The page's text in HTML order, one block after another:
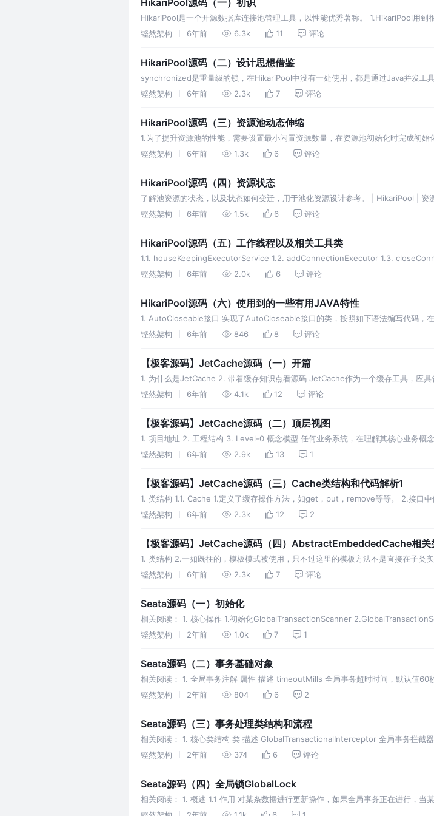
HikariPool源码（一）初识
HikariPool是一个开源数据库连接池管理工具，以性能优秀著称。 1.HikariPool用
的用法，可以借鉴。 HikariPool的代码初看逻辑比较复杂，这里先从如何获取数据
铿然架构 6年前 6.3k 11 评论
HikariPool源码（二）设计思想借鉴
synchronized是重量级的锁，在HikariPool中没有一处使用，都是通过Java并发工
变量并不能保证线程安全，但他能保证一个线程的修改对另外一个线程立即可见。
铿然架构 6年前 2.3k 7 评论
HikariPool源码（三）资源池动态伸缩
1.为了提升资源池的性能，需要设置最小闲置资源数量，在资源池初始化时完成初
时间后要收缩到最小闲置资源数。 2.为了避免无限申请资源导致超出负载，需要设
铿然架构 6年前 1.3k 6 评论
HikariPool源码（四）资源状态
了解池资源的状态，以及状态如何变迁，用于池化资源设计参考。 | HikariPool |
具。 | | CopyOnWriteArrayList | 一个列表，用于存储资源，也就是PoolEnt…
铿然架构 6年前 1.5k 6 评论
HikariPool源码（五）工作线程以及相关工具类
1.1. houseKeepingExecutorService 1.2. addConnectionExecutor 1.3.
漏或者超过最大生命期。 4. 总结 end. <--感谢…
铿然架构 6年前 2.0k 6 评论
HikariPool源码（六）使用到的一些有用JAVA特性
1. AutoCloseable接口 实现了AutoCloseable接口的类，按照如下语法编写代码，
在finally块中显示调用close方法。 也就是可以少写一个finally块代码。 即关闭连接
铿然架构 6年前 846 8 评论
【极客源码】JetCache源码（一）开篇
1. 为什么是JetCache 2. 带着缓存知识点看源码 JetCache作为一个缓存工具，应
相关知识点来看JetCache的源码，并对比知识点，这样收获更大。缓存的核心知识
铿然架构 6年前 4.1k 12 评论
【极客源码】JetCache源码（二）顶层视图
1. 项目地址 2. 工程结构 3. Level-0 概念模型 任何业务系统，在理解其核心业务概
倍的效果。下图是JetCache的核心概念，在代码中对应类或接口： 缓存，存储缓
铿然架构 6年前 2.9k 13 1
【极客源码】JetCache源码（三）Cache类结构和代码解析1
1. 类结构 1.1. Cache 1.定义了缓存操作方法，如get，put，remove等等。 2.接口
的方法，小写为默认接口方法，大写的未实现，交由子类实现，其中小写方法调用大
铿然架构 6年前 2.3k 12 2
【极客源码】JetCache源码（四）AbstractEmbeddedCache相关
1. 类结构 2.一如既往的，模板模式被使用，只不过这里的模板方法不是直接在子
InnerMap实例的相应方法，这么做的目的是：让需要子类实现的模板方法都内聚到
铿然架构 6年前 2.3k 7 评论
Seata源码（一）初始化
相关阅读： 1. 核心操作 1.初始化GlobalTransactionScanner
和
铿然架构 2年前 1.0k 7 1
Seata源码（二）事务基础对象
相关阅读： 1. 全局事务注解 属性 描述 timeoutMills 全局事务超时时间，默认
铿然架构
2年前 804 6 2
Seata源码（三）事务处理类结构和流程
相关阅读： 1. 核心类结构 类 描述 GlobalTransactionalInterceptor 全局事务拦截
铿然架构
2年前 374 6 评论
Seata源码（四）全局锁GlobalLock
相关阅读： 1. 概述 1.1 作用 对某条数据进行更新操作，如果全局事务正在进行，
全局事务正在操作的数据进行修改。防止的本地